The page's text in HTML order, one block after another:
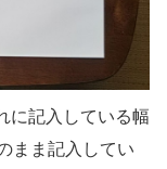
に記入している幅
まま記入してい